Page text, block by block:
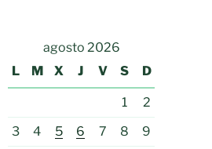
agosto 2026
L
M X J V S D
1
2
3
4 5 6 7 8
9